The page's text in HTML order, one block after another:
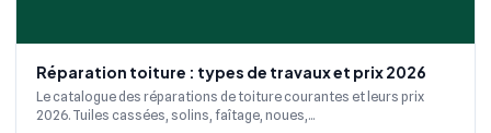
Réparation toiture : types de travaux et prix 2026
Le catalogue des réparations de toiture courantes et leurs prix
2026. Tuiles cassées, solins, faîtage, noues,...